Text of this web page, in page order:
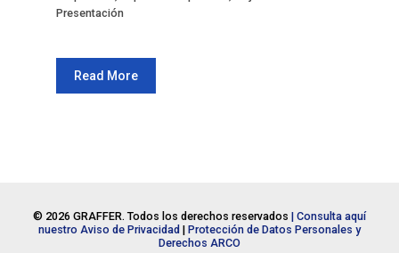
Presentación
Read More
© 2026 GRAFFER. Todos los derechos reservados | Consulta aquí
nuestro Aviso de Privacidad | Protección de Datos Personales y
Derechos ARCO